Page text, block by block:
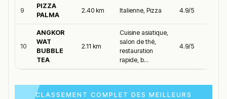
9
PIZZA
PALMA
2.40 km Italienne, Pizza 4.9/5
10
ANGKOR
WAT
BUBBLE
TEA
2.11 km
Cuisine asiatique,
salon de thé,
restauration
rapide, b...
4.9/5
CLASSEMENT COMPLET DES MEILLEURS